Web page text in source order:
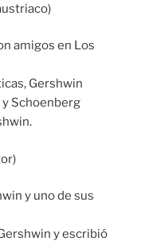
amigos en Los
Gershwin
Schoenberg
y uno de sus
y escribió